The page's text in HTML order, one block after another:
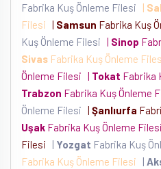
Fabrika Kuş Önleme Filesi
|
Filesi | Samsun Fabrika Kuş
Kuş Önleme Filesi | Sinop
Sivas Fabrika Kuş Önleme
Önleme Filesi | Tokat Fabrika
Trabzon Fabrika Kuş Önleme
Önleme Filesi | Şanlıurfa
Uşak Fabrika Kuş Önleme Filesi
Filesi
| Yozgat Fabrika Kuş
Fabrika Kuş Önleme Filesi
|